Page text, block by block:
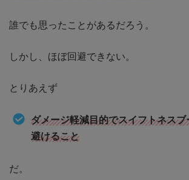
誰でも思ったことがあるだろう。
しかし、ほぼ回避できない。
とりあえず
ダメージ軽減目的でスイフトネス
避けること
だ。